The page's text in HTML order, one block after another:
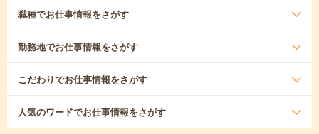
職種でお仕事情報をさがす
勤務地でお仕事情報をさがす
こだわりでお仕事情報をさがす
人気のワードでお仕事情報をさがす